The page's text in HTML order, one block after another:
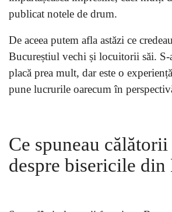
publicat notele de drum.
De aceea putem afla astăzi ce
Bucureștiul vechi și locuitorii săi. S-
placă prea mult, dar este o
pune lucrurile oarecum în
Ce spuneau
despre bisericile din